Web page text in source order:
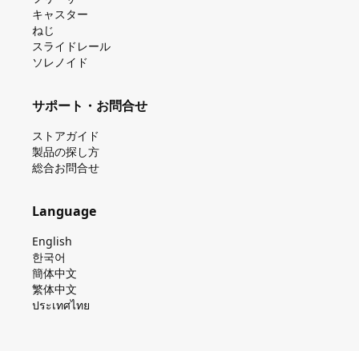
キャスター
ねじ
スライドレール
ソレノイド
サポート・お問合せ
ストアガイド
製品の探し⽅
総合お問合せ
Language
English
한국어
簡体中文
繁体中文
ประเทศไทย